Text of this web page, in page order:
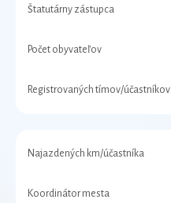
Štatutárny zástupca
Počet obyvateľov
Registrovaných tímov/účastníkov
Najazdených km/účastníka
Koordinátor mesta